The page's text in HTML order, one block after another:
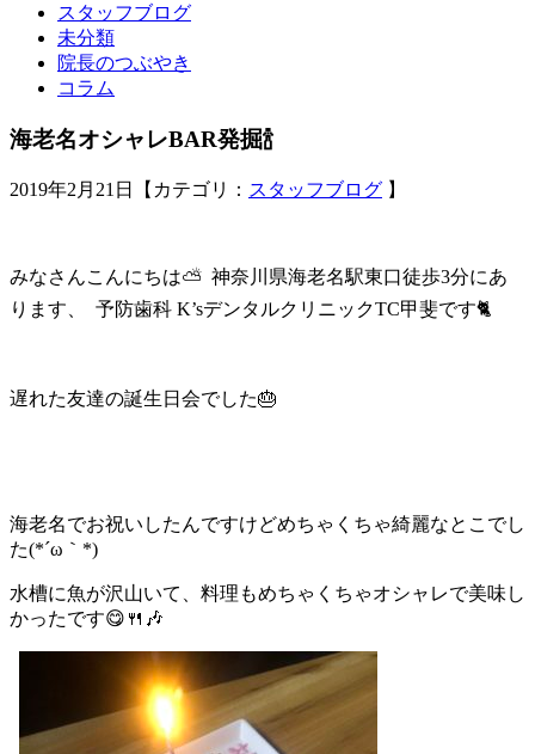
スタッフブログ
未分類
院長のつぶやき
コラム
海老名オシャレBAR発掘🍾
2019年2月21日【カテゴリ： スタッフブログ 】
みなさんこんにちは⛅️ 神奈川県海老名駅東口徒歩3分にあ
ります、 予防歯科 K’sデンタルクリニックTC甲斐です🐈
遅れた友達の誕生日会でした🎂
海老名でお祝いしたんですけどめちゃくちゃ綺麗なとこでし
た(*´ω｀*)
水槽に魚が沢山いて、料理もめちゃくちゃオシャレで美味し
かったです😋🍴🎶